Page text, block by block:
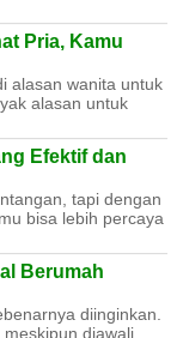
Pria, Kamu
alasan wanita untuk
alasan untuk
Efektif dan
tapi dengan
bisa lebih percaya
Berumah
diinginkan.
diawali